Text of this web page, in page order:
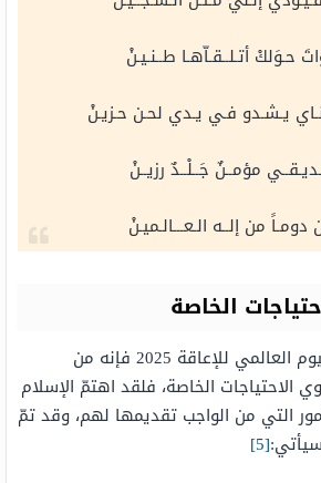
حـوَلكْ أتـلــقـاّهـا طــنـيـنْ
يـشـدو فـي يـدي لحـن حـزيـنْ
مؤمــنٌ جَــلْــدٌ رزيــنْ
من إلــه الـعـــالـميـنْ
الخاصة
قبل ختام عبارات عن اليوم العالمي للإعاقة 2025 فإنه من
الاحتياجات الخاصة، فلقد اهتمّ الإسلام
التي من الواجب تقديمها لهم، وقد تمّ
[5]